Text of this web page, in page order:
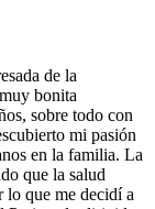
de la
bonita
sobre todo con
mi pasión
en la familia. La
que la salud
lo que me decidí a